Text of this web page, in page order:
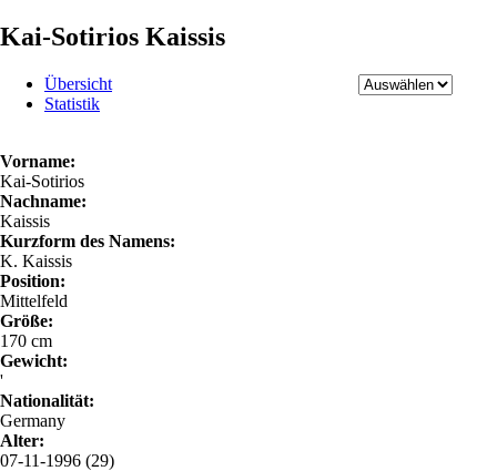
Kai-Sotirios Kaissis
Übersicht
Statistik
Vorname:
Kai-Sotirios
Nachname:
Kaissis
Kurzform des Namens:
K. Kaissis
Position:
Mittelfeld
Größe:
170 cm
Gewicht:
'
Nationalität:
Germany
Alter:
07-11-1996 (29)